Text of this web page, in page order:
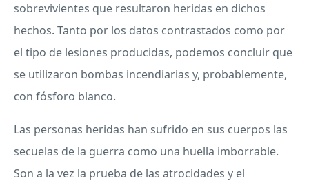
sobrevivientes que resultaron heridas en dichos
hechos. Tanto por los datos contrastados como por
el tipo de lesiones producidas, podemos concluir que
se utilizaron bombas incendiarias y, probablemente,
con fósforo blanco.
Las personas heridas han sufrido en sus cuerpos las
secuelas de la guerra como una huella imborrable.
Son a la vez la prueba de las atrocidades y el